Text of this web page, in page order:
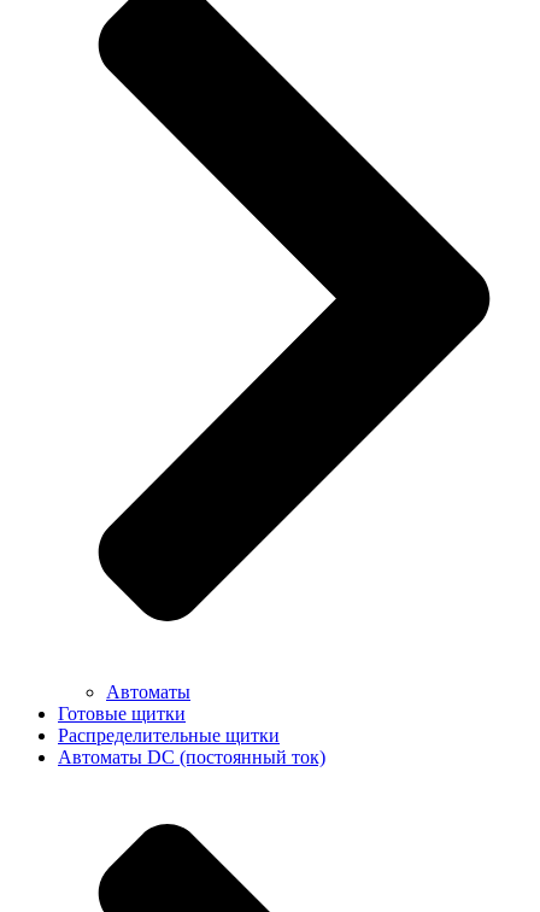
Автоматы
Готовые щитки
Распределительные щитки
Автоматы DC (постоянный ток)